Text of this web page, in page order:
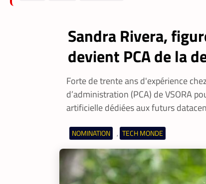
Sandra Rivera,
devient PCA de la
Forte de trente ans d'expérience
d’administration (PCA) de VSORA
artificielle dédiées aux futurs
NOMINATION , TECH MONDE